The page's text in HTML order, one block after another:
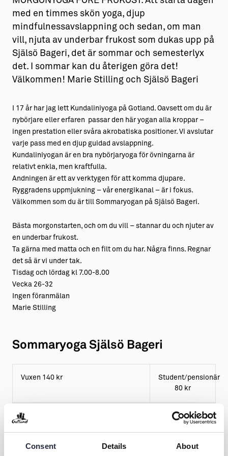
Consent Details About
med en timmes skön yoga, djup
mindfulnessavslappning och sedan, om man
vill, njuta av underbar frukost som dukas upp på
Själsö Bageri, det är sommar och semesterlyx
det. I sommar kan du återigen göra det!
Välkommen! Marie Stilling och Själsö Bageri
I 17 år har jag lett Kundaliniyoga på Gotland. Oavsett om du är
nybörjare eller erfaren passar den här yogan alla kroppar –
ingen prestation eller svåra akrobatiska positioner. Vi avslutar
varje pass med en djup guidad avslappning.
Kundaliniyogan är en bra nybörjaryoga för övningarna är
relativt enkla, men kraftfulla.
Andningen är ett av verktygen för att komma djupare.
Ryggradens uppmjukning – vår energikanal – är i fokus.
Välkommen som du är till Sommaryogan på Själsö Bageri.
Bästa morgonstarten, och om du vill – stannar du och njuter av
en underbar frukost.
Ta gärna med matta och en filt om du har. Några finns. Regnar
det så är vi under tak.
Tisdag och lördag kl 7.00-8.00
Vecka 26-32
Ingen föranmälan
Marie Stilling
Sommaryoga Själsö Bageri
Vuxen 140 kr
Student/pensionär
80 kr
Frukosten är frivillig och tillkommer